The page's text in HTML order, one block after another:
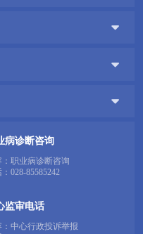



病诊断咨询
：职业病诊断咨询
028-85585242
监审电话
：中心行政投诉举报